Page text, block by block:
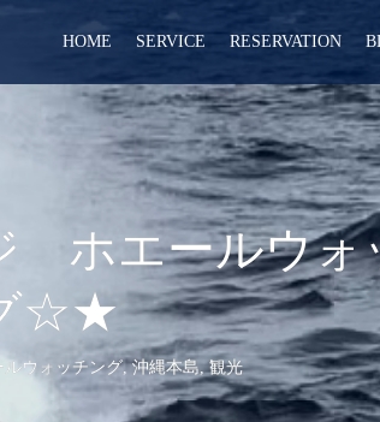
HOME SERVICE RESERVATION
ホエールウ
☆★
ルウォッチング,沖縄本島,観光